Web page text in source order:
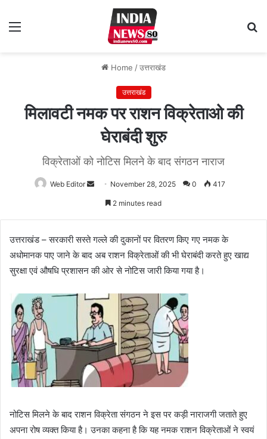
Home /उत्तराखंड
उत्तराखंड
मिलावटी नमक पर राशन विक्रेताओ की
घेराबंदी शुरु
विक्रेताओं को नोटिस मिलने के बाद संगठन नाराज
Web Editor
SendNovember 28, 2025 0 417
2 minutes read
उत्तराखंड – सरकारी सस्ते गल्ले की दुकानों पर वितरण किए गए नमक के
अधोमानक पाए जाने के बाद अब राशन विक्रेताओं की भी घेराबंदी करते हुए खाद्य
सुरक्षा एवं औषधि प्रशासन की ओर से नोटिस जारी किया गया है।
नोटिस मिलने के बाद राशन विक्रेता संगठन ने इस पर कड़ी नाराजगी जताते हुए
अपना रोष व्यक्त किया है। उनका कहना है कि यह नमक राशन विक्रेताओं ने स्वयं